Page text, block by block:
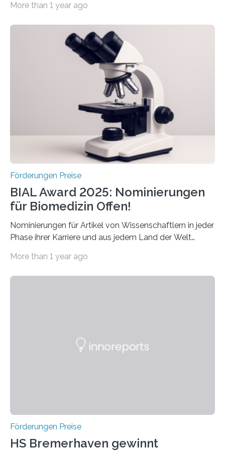
hochrangige wissenschaftliche Publikation zum Thema
Schlaganfall“ mit Sitz in Würzburg fördert die
Schlaganfallforschung, um die Behandlung der
Betroffenen zu verbessern. Dazu schreibt sie auch in
diesem Jahr wieder deutschlandweit den Hentschel-
Preis aus. Er richtet sich gezielt an jüngere
Forscherinnen und Forscher unter 40 Jahren. Geehrt
werden soll eine herausragende Doktorarbeit oder eine
hochrangige wissenschaftliche Publikation zum Thema
More than 1 year ago
Förderungen Preise
BIAL Award 2025: Nominierungen
für Biomedizin Offen!
Nominierungen für Artikel von Wissenschaftlern in jeder
Phase ihrer Karriere und aus jedem Land der Welt
Leben gerufen, um die bemerkenswertesten
Foundation, des BIAL Award in Biomedicine ist in
More than 1 year ago
Förderungen Preise
HS Bremerhaven gewinnt